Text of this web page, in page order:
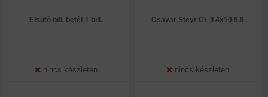
Elsütő bill. betét 1 bill.
nincs készleten
Csavar Steyr CL II 4x10 8.8
nincs készleten